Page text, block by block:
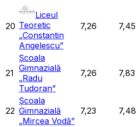
20
Liceul
Teoretic
„Constantin
Angelescu”
7,26 7,45
21
Școala
Gimnazială
„Radu
Tudoran”
7,26 7,83
22
Școala
Gimnazială
„Mircea Vodă”
7,23 7,48